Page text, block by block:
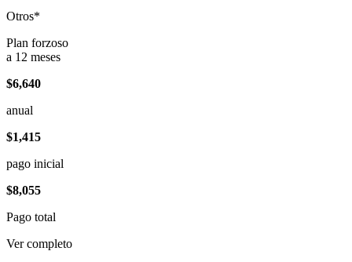
Otros*
Plan forzoso
a 12 meses
$6,640
anual
$1,415
pago inicial
$8,055
Pago total
Ver completo